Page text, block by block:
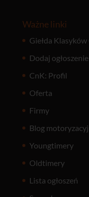
Ważne linki
Giełda Klasyków
Dodaj ogłoszenie
CnK: Profil
Oferta
Firmy
Blog
Youngtimery
Oldtimery
Lista ogłoszeń